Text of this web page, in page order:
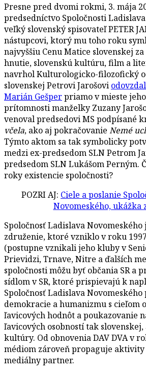
Presne pred dvomi rokmi, 3. mája
predsedníctvo Spoločnosti
veľký slovenský spisovateľ PETER
nástupcovi, ktorý mu toho roku
najvyššiu Cenu Matice slovenskej
hnutie, slovenskú kultúru, film a
navrhol Kulturologicko-filozofický
slovenskej Petrovi Jarošovi
Marián Gešperpriamo v mieste
prítomnosti manželky Zuzany
venoval predsedovi MS podpísané
včela, ako aj pokračovanie Nemé
Týmto aktom sa tak symbolicky
medzi ex-predsedom SLN Petrom
predsedom SLN Lukášom Perným.
roky existencie spoločnosti?
POZRI AJ: Ciele a poslanie
Novomeského, ukážka
Spoločnosť Ladislava Novomeského
združenie, ktoré vzniklo v roku
(postupne vznikali jeho kluby v
Prievidzi, Trnave, Nitre a ďalších
spoločnosti môžu byť občania SR a
sídlom v SR, ktoré prispievajú k
Spoločnosť Ladislava
demokracie a humanizmu s cieľom
ľavicových hodnôt a poukazovanie
ľavicových osobností tak slovenskej,
kultúry. Od obnovenia DAV DVA v
médiom zároveň propaguje aktivity
mediálny partner.